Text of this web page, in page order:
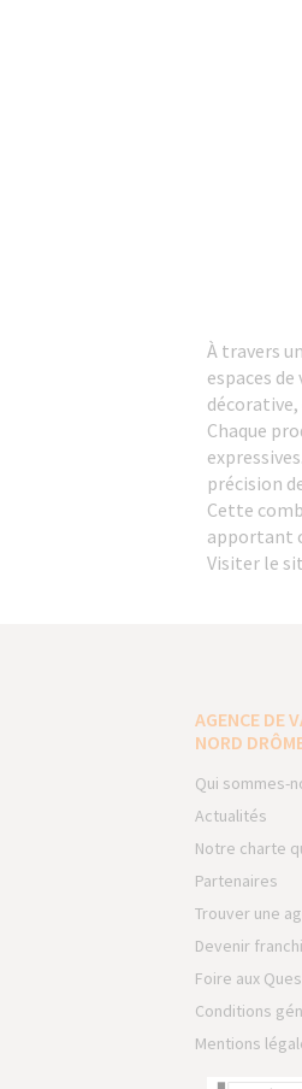
À travers
espaces
décorative,
Chaque
précision
Cette
apportant
Visiter le
AGENCE DE
NORD
Qui sommes-
Actualités
Notre charte
Partenaires
Trouver une
Devenir
Foire aux
Conditions
Mentions